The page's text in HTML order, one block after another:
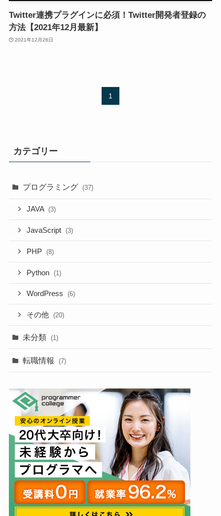
Twitter連携プラグインに必須！Twitter開発者登録の
方法【2021年12月最新】
2021年12月26日
1
カテゴリー
プログラミング (37)
JAVA (3)
JavaScript (3)
PHP (8)
Python (1)
WordPress (6)
その他 (20)
未分類 (1)
転職情報 (7)